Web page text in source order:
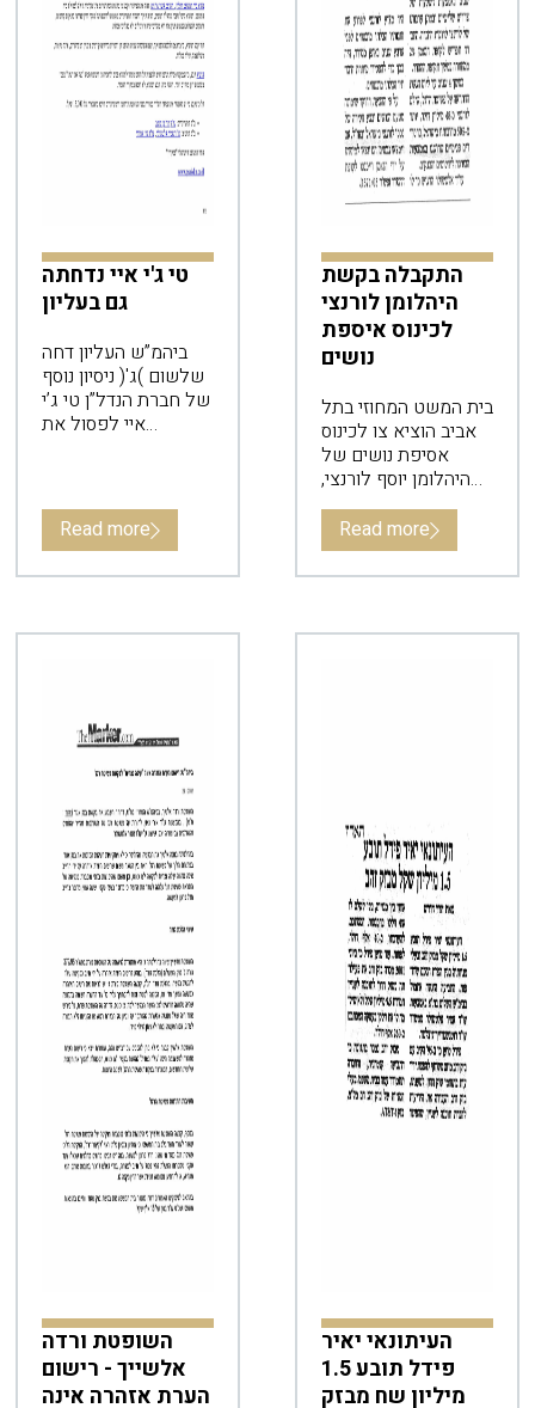
טי ג'י איי נדחתה
גם בעליון
ביהמ”ש העליון דחה
שלשום )ג'( ניסיון נוסף
של חברת הנדל”ן טי ג’י
איי לפסול את
נוספים.
Read more
התקבלה בקשת
היהלומן לורנצי
לכינוס איספת
נושים
בית המשט המחוזי בתל
אביב הוציא צו לכינוס
אסיפת נושים של
היהלומן יוסף לורנצי,
מגדולי היהלומנים
שעסקיו קרסו בסוף
שנות ה 90.
Read more
השופטת ורדה
אלשייך - רישום
הערת אזהרה אינה
העיתונאי יאיר
פידל תובע 1.5
מיליון שח מבזק